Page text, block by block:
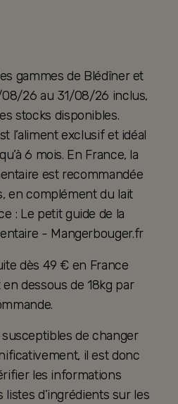
gammes de Blédîner et
26 au 31/08/26 inclus,
stocks disponibles.
l’aliment exclusif et idéal
6 mois. En France, la
est recommandée
en complément du lait
: Le petit guide de la
- Mangerbouger.fr
dès 49 € en France
dessous de 18kg par
de changer
il est donc
les informations
d’ingrédients sur les